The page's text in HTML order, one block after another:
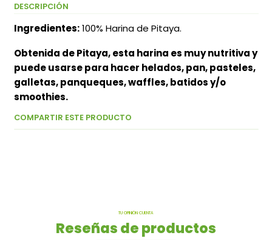
DESCRIPCIÓN
Ingredientes:100% Harina de Pitaya.
Obtenida de Pitaya, esta harina es muy nutritiva y
puede usarse para hacer helados, pan, pasteles,
galletas, panqueques, waffles, batidos y/o
smoothies.
COMPARTIR ESTE PRODUCTO
TU OPINIÓN CUENTA
Reseñas de productos